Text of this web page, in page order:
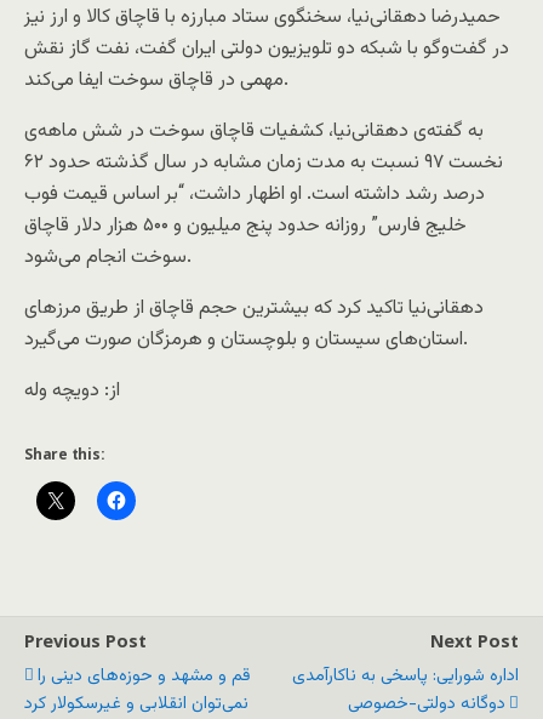
حمیدرضا دهقانی‌نیا، سخنگوی ستاد مبارزه با قاچاق کالا و ارز نیز
در گفت‌وگو با شبکه دو تلویزیون دولتی ایران گفت، نفت گاز نقش
مهمی در قاچاق سوخت ایفا می‌کند.
به گفته‌ی دهقانی‌نیا، کشفیات قاچاق سوخت در شش ماهه‌ی
نخست ۹۷ نسبت به مدت‌ زمان مشابه در سال گذشته حدود ۶۲
درصد رشد داشته است. او اظهار داشت، “بر اساس قیمت فوب
خلیج فارس” روزانه حدود پنج میلیون و ۵۰۰ هزار دلار قاچاق
سوخت انجام می‌شود.
دهقانی‌نیا تاکید کرد که بیشترین حجم قاچاق از طریق مرزهای
استان‌های سیستان و بلوچستان و هرمزگان صورت می‌گیرد.
از: دویچه وله
Share this:
Previous Post
قم و مشهد و حوزه‌های دینی را
نمی‌توان انقلابی و غیرسکولار کرد
Next Post
اداره شورایی: پاسخی به ناکارآمدی
دوگانه دولتی-خصوصی